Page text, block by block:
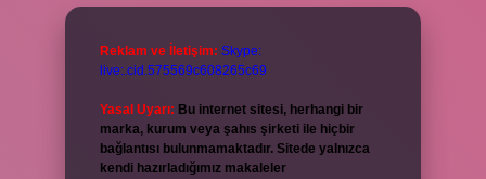
Reklam ve İletişim: Skype:
live:.cid.575569c608265c69
Yasal Uyarı: Bu internet sitesi, herhangi bir
marka, kurum veya şahıs şirketi ile hiçbir
bağlantısı bulunmamaktadır. Sitede yalnızca
kendi hazırladığımız makaleler